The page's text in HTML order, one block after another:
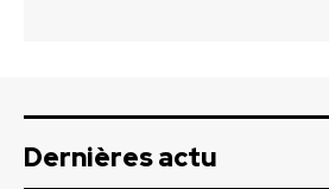
Dernières actu